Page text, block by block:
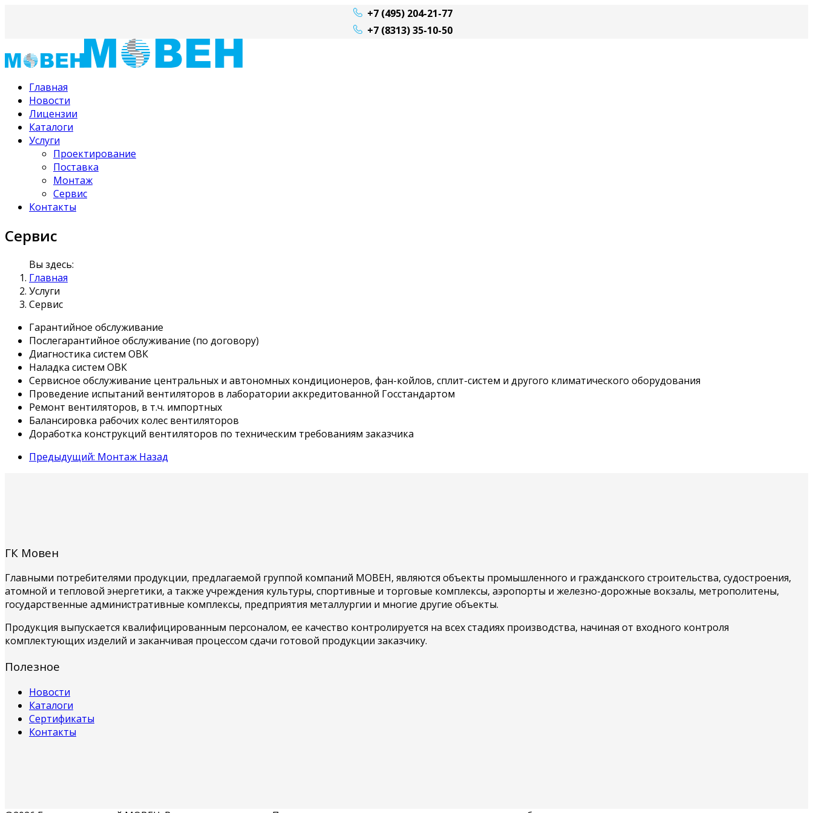
+7 (495) 204-21-77
+7 (8313) 35-10-50
Главная
Новости
Лицензии
Каталоги
Услуги
Проектирование
Поставка
Монтаж
Сервис
Контакты
Сервис
Вы здесь:
Главная
Услуги
Сервис
Гарантийное обслуживание
Послегарантийное обслуживание (по договору)
Диагностика систем ОВК
Наладка систем ОВК
Сервисное обслуживание центральных и автономных кондиционеров, фан-койлов, сплит-систем и другого климатического оборудования
Проведение испытаний вентиляторов в лаборатории аккредитованной Госстандартом
Ремонт вентиляторов, в т.ч. импортных
Балансировка рабочих колес вентиляторов
Доработка конструкций вентиляторов по техническим требованиям заказчика
Предыдущий: Монтаж Назад
ГК Мовен
Главными потребителями продукции, предлагаемой группой компаний МОВЕН, являются объекты промышленного и гражданского строительства, судостроения,
атомной и тепловой энергетики, а также учреждения культуры, спортивные и торговые комплексы, аэропорты и железно-дорожные вокзалы, метрополитены,
государственные административные комплексы, предприятия металлургии и многие другие объекты.
Продукция выпускается квалифицированным персоналом, ее качество контролируется на всех стадиях производства, начиная от входного контроля
комплектующих изделий и заканчивая процессом сдачи готовой продукции заказчику.
Полезное
Новости
Каталоги
Сертификаты
Контакты